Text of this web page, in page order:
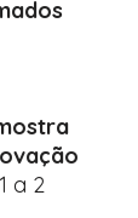
1 a 2